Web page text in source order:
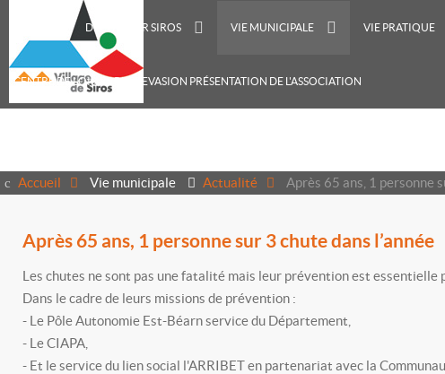
DÉCOUVRIR SIROS VIE MUNICIPALE VIE PRATIQUE
CENTRE DE LOISIRS RECREVASION PRÉSENTATION DE L'ASSOCIATION
Accueil Vie municipale Actualité Après 65 ans, 1 personne
Après 65 ans, 1 personne sur 3 chute dans l’année
Les chutes ne sont pas une fatalité mais leur prévention est essentielle
Dans le cadre de leurs missions de prévention :
- Le Pôle Autonomie Est-Béarn service du Département,
- Le CIAPA,
- Et le service du lien social l'ARRIBET en partenariat avec la